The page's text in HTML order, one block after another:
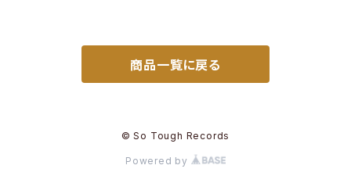
商品一覧に戻る
© So Tough Records
Powered by